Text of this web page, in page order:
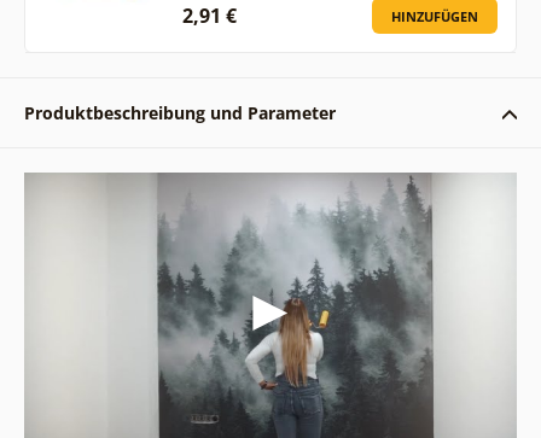
2,91 € HINZUFÜGEN
Produktbeschreibung und Parameter